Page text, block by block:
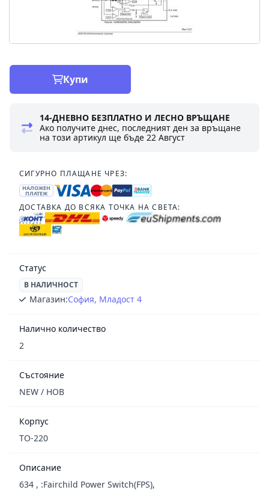
Купи
14-ДНЕВНО БЕЗПЛАТНО И ЛЕСНО ВРЪЩАНЕ
Ако получите днес, последният ден за връщане
на този артикул ще бъде22 Август
СИГУРНО ПЛАЩАНЕ ЧРЕЗ:
НАЛОЖЕН
ПЛАТЕЖ
ДОСТАВКА ДО ВСЯКА ТОЧКА НА СВЕТА:
Статус
В НАЛИЧНОСТ
Магазин:София, Младост 4
Налично количество
2
Състояние
NEW / НОВ
Корпус
TO-220
Описание
634 , :Fairchild Power Switch(FPS),